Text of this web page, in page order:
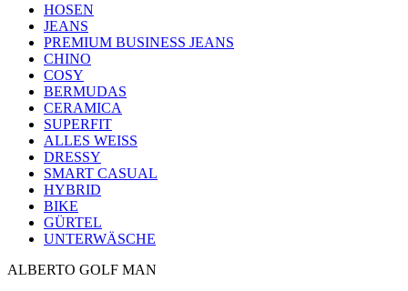
HOSEN
JEANS
PREMIUM BUSINESS JEANS
CHINO
COSY
BERMUDAS
CERAMICA
SUPERFIT
ALLES WEISS
DRESSY
SMART CASUAL
HYBRID
BIKE
GÜRTEL
UNTERWÄSCHE
ALBERTO GOLF MAN